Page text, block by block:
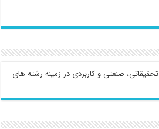
صنعتی و کاربردی در زمینه رشته های